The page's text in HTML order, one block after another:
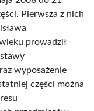
Pierwsza z nich
prowadził
wyposażenie
części można